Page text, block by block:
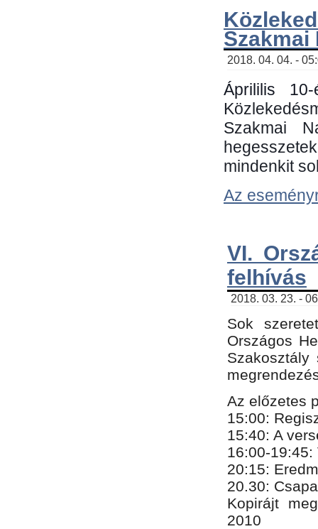
Szakmai
2018. 04. 04. -
Áprililis
Szakmai
mindenkit
Az
VI.
felhívás
2018. 03. 23. -
Sok
Országos
Az előzetes
15:00:
15:40: A
16:00-19:45:
20:​15​:
​20.30:
Kopirájt
2010